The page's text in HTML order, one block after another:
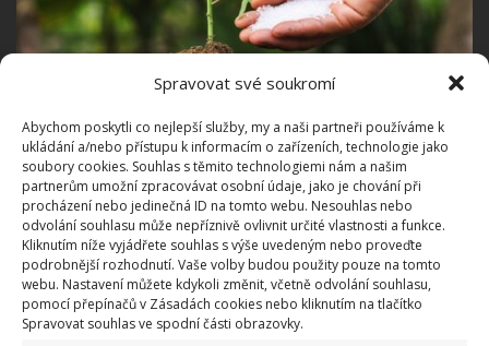
Spravovat své soukromí
Abychom poskytli co nejlepší služby, my a naši partneři používáme k
ukládání a/nebo přístupu k informacím o zařízeních, technologie jako
soubory cookies. Souhlas s těmito technologiemi nám a našim
partnerům umožní zpracovávat osobní údaje, jako je chování při
procházení nebo jedinečná ID na tomto webu. Nesouhlas nebo
odvolání souhlasu může nepříznivě ovlivnit určité vlastnosti a funkce.
Kliknutím níže vyjádřete souhlas s výše uvedeným nebo proveďte
podrobnější rozhodnutí. Vaše volby budou použity pouze na tomto
webu. Nastavení můžete kdykoli změnit, včetně odvolání souhlasu,
pomocí přepínačů v Zásadách cookies nebo kliknutím na tlačítko
Spravovat souhlas ve spodní části obrazovky.
Fotografie: Freepik
Organická hnojiva neškodí přírodě
Hnojiva přírodního původu neškodí v žádném
případě přírodě, obohacují půdu i okolí, neškodí
okolní vegetaci, protože nejsou toxická. Jsou zcela
bezpečná pro domácí zvířata, včely a hmyz, posilují